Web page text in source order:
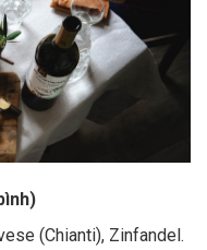
(Chianti), Zinfandel.